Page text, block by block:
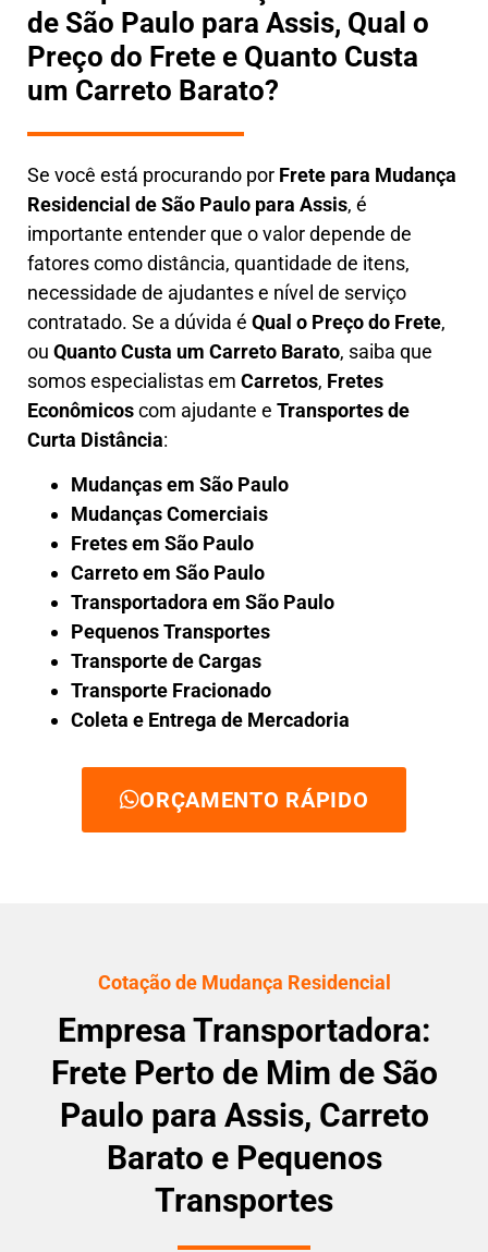
de São Paulo para Assis, Qual o
Preço do Frete e Quanto Custa
um Carreto Barato?
Se você está procurando por Frete para Mudança
Residencial de São Paulo para Assis, é
importante entender que o valor depende de
fatores como distância, quantidade de itens,
necessidade de ajudantes e nível de serviço
contratado. Se a dúvida é Qual o Preço do Frete,
ou Quanto Custa um Carreto Barato, saiba que
somos especialistas em Carretos, Fretes
Econômicoscom ajudante e Transportes de
Curta Distância:
Mudanças em São Paulo
Mudanças Comerciais
Fretes em São Paulo
Carreto em São Paulo
Transportadora em São Paulo
Pequenos Transportes
Transporte de Cargas
Transporte Fracionado
Coleta e Entrega de Mercadoria
ORÇAMENTO RÁPIDO
Cotação de Mudança Residencial
Empresa Transportadora:
Frete Perto de Mim de São
Paulo para Assis, Carreto
Barato e Pequenos
Transportes